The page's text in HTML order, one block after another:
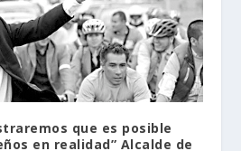
que es posible
en realidad” Alcalde de